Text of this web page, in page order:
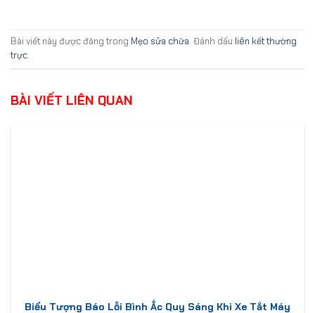
Bài viết này được đăng trong Mẹo sửa chữa. Đánh dấu liên kết thường
trực.
BÀI VIẾT LIÊN QUAN
Biểu Tượng Báo Lỗi Bình Ắc Quy Sáng Khi Xe Tắt Máy